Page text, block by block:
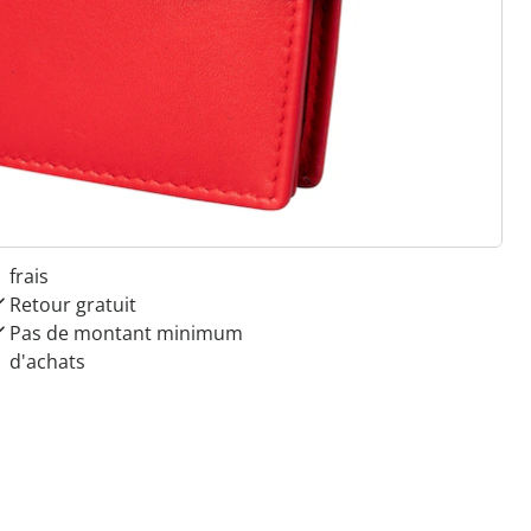
& Confort”
Paiement sur facture sans
frais
Retour gratuit
Pas de montant minimum
d'achats